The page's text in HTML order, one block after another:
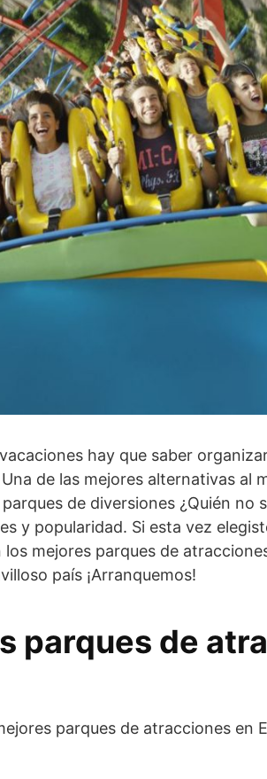
hay que saber
de las mejores alternativas al
de diversiones ¿Quién no
y popularidad. Si esta vez
mejores parques de
país ¡Arranquemos!
parques de
parques de atracciones en